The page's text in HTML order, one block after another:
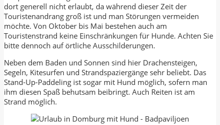
dort generell nicht erlaubt, da während dieser Zeit der
Touristenandrang groß ist und man Störungen vermeiden
möchte. Von Oktober bis Mai bestehen auch am
Touristenstrand keine Einschränkungen für Hunde. Achten Sie
bitte dennoch auf örtliche Ausschilderungen.
Neben dem Baden und Sonnen sind hier Drachensteigen,
Segeln, Kitesurfen und Strandspaziergänge sehr beliebt. Das
Stand-Up-Paddeling ist sogar mit Hund möglich, sofern man
ihm diesen Spaß behutsam beibringt. Auch Reiten ist am
Strand möglich.